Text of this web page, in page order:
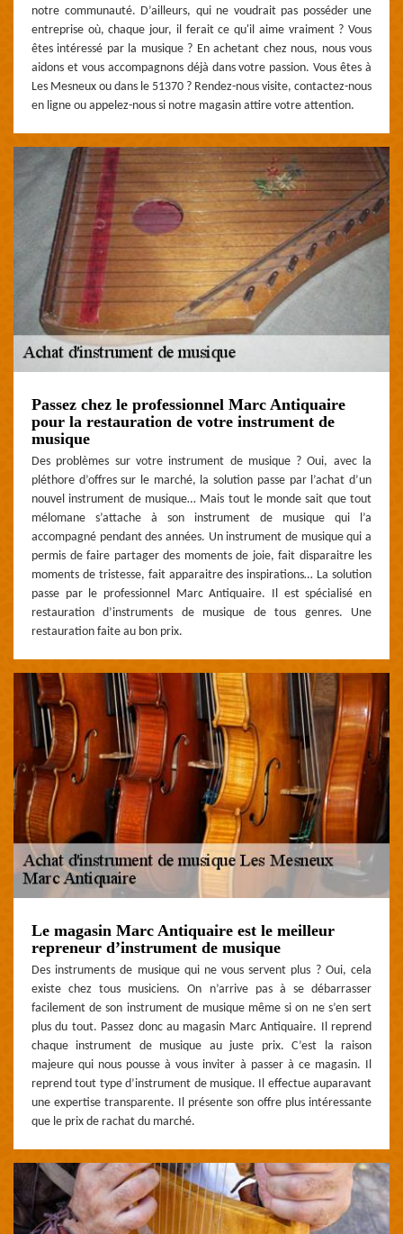
notre communauté. D’ailleurs, qui ne voudrait pas posséder une
entreprise où, chaque jour, il ferait ce qu'il aime vraiment ? Vous
êtes intéressé par la musique ? En achetant chez nous, nous vous
aidons et vous accompagnons déjà dans votre passion. Vous êtes à
Les Mesneux ou dans le 51370 ? Rendez-nous visite, contactez-nous
en ligne ou appelez-nous si notre magasin attire votre attention.
Passez chez le professionnel Marc Antiquaire
pour la restauration de votre instrument de
musique
Des problèmes sur votre instrument de musique ? Oui, avec la
pléthore d’offres sur le marché, la solution passe par l’achat d’un
nouvel instrument de musique… Mais tout le monde sait que tout
mélomane s’attache à son instrument de musique qui l’a
accompagné pendant des années. Un instrument de musique qui a
permis de faire partager des moments de joie, fait disparaitre les
moments de tristesse, fait apparaitre des inspirations… La solution
passe par le professionnel Marc Antiquaire. Il est spécialisé en
restauration d’instruments de musique de tous genres. Une
restauration faite au bon prix.
Le magasin Marc Antiquaire est le meilleur
repreneur d’instrument de musique
Des instruments de musique qui ne vous servent plus ? Oui, cela
existe chez tous musiciens. On n’arrive pas à se débarrasser
facilement de son instrument de musique même si on ne s’en sert
plus du tout. Passez donc au magasin Marc Antiquaire. Il reprend
chaque instrument de musique au juste prix. C’est la raison
majeure qui nous pousse à vous inviter à passer à ce magasin. Il
reprend tout type d’instrument de musique. Il effectue auparavant
une expertise transparente. Il présente son offre plus intéressante
que le prix de rachat du marché.